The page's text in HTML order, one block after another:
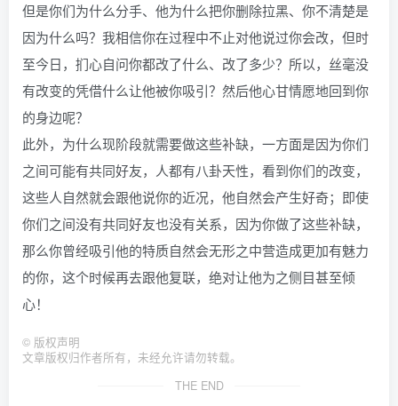
但是你们为什么分手、他为什么把你删除拉黑、你不清楚是
因为什么吗？我相信你在过程中不止对他说过你会改，但时
至今日，扪心自问你都改了什么、改了多少？所以，丝毫没
有改变的凭借什么让他被你吸引？然后他心甘情愿地回到你
的身边呢？
此外，为什么现阶段就需要做这些补缺，一方面是因为你们
之间可能有共同好友，人都有八卦天性，看到你们的改变，
这些人自然就会跟他说你的近况，他自然会产生好奇；即使
你们之间没有共同好友也没有关系，因为你做了这些补缺，
那么你曾经吸引他的特质自然会无形之中营造成更加有魅力
的你，这个时候再去跟他复联，绝对让他为之侧目甚至倾
心！
© 版权声明
文章版权归作者所有，未经允许请勿转载。
THE END